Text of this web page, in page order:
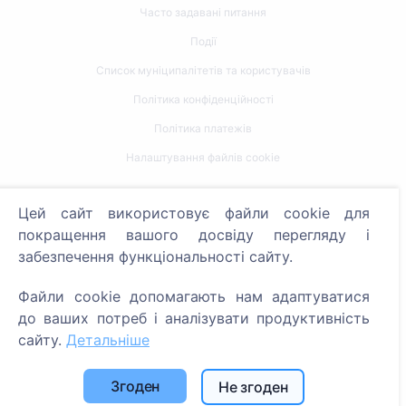
Часто задавані питання
Події
Список муніципалітетів та користувачів
Політика конфіденційності
Політика платежів
Налаштування файлів cookie
Пошук померлих
Пошук кладовищ
Послуги
SIA "CEMETY", LV40103618951
Цей сайт використовує файли cookie для
покращення вашого досвіду перегляду і
забезпечення функціональності сайту.
Файли cookie допомагають нам адаптуватися
до ваших потреб і аналізувати продуктивність
сайту. Детальніше
Згоден Не згоден